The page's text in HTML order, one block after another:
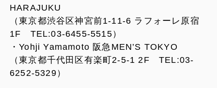
HARAJUKU
（東京都渋谷区神宮前1-11-6 ラフォーレ原宿
1F TEL:03-6455-5515）
・Yohji Yamamoto 阪急MEN’S TOKYO
（東京都千代田区有楽町2-5-1 2F TEL:03-
6252-5329）